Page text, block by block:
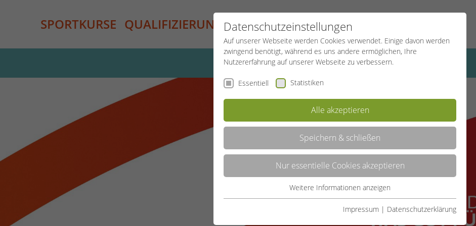
SPORTKURSE QUALIFIZIERUNG PROJEKTE SPORTREISEN
Datenschutzeinstellungen
Auf unserer Webseite werden Cookies verwendet. Einige davon werden
zwingend benötigt, während es uns andere ermöglichen, Ihre
Nutzererfahrung auf unserer Webseite zu verbessern.
Essentiell Statistiken
Alle akzeptieren
Speichern & schließen
Nur essentielle Cookies akzeptieren
Essentielle Cookies werden für grundlegende Funktionen der
Weitere Informationen anzeigen
Impressum | Datenschutzerklärung